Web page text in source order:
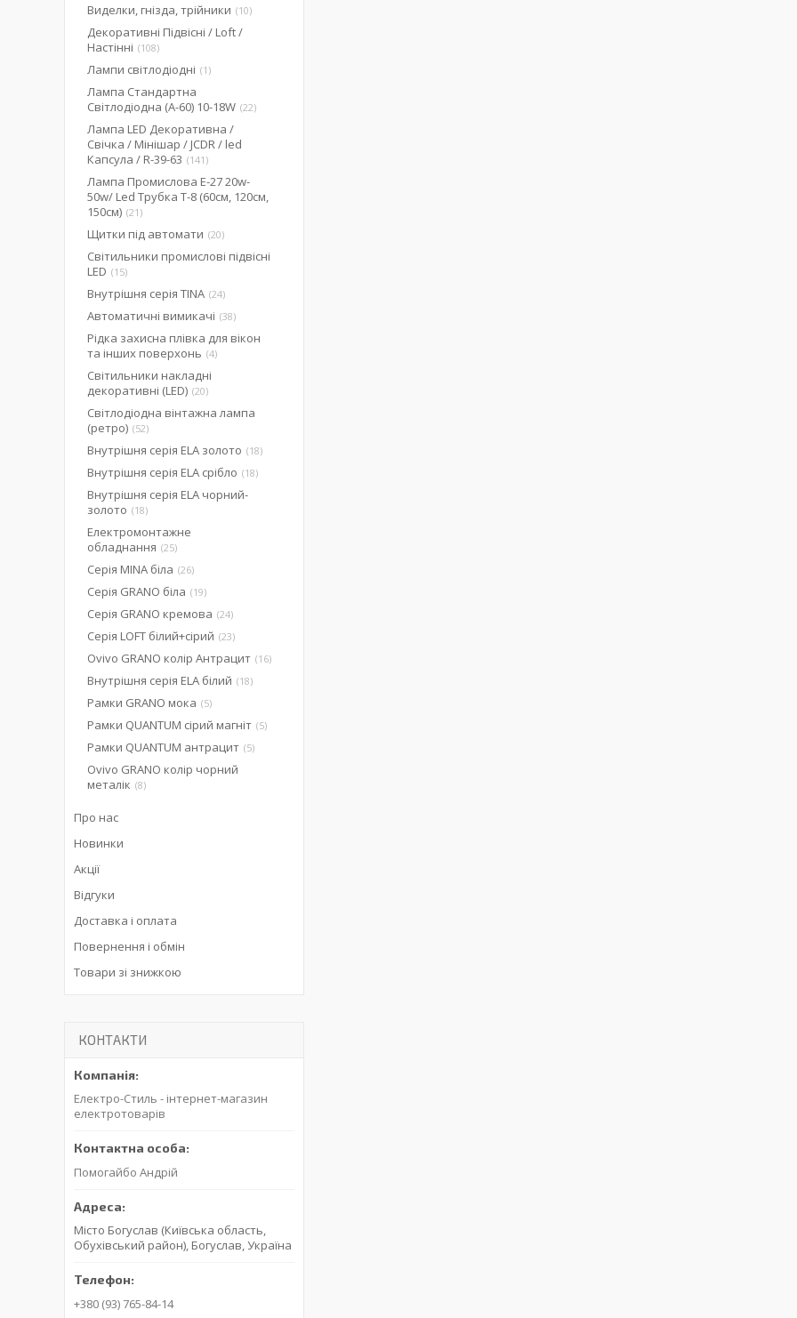
Виделки, гнізда, трійники 10
Декоративні Підвісні / Loft /
Настінні
108
Лампи світлодіодні 1
Лампа Стандартна
Світлодіодна (А-60) 10-18W 22
Лампа LED Декоративна /
Свічка / Мінішар / JCDR / led
Капсула / R-39-63
141
Лампа Промислова Е-27 20w-
50w/ Led Трубка Т-8 (60см, 120см,
150см) 21
Щитки під автомати 20
Світильники промислові підвісні
LED
15
Внутрішня серія TINA 24
Автоматичні вимикачі 38
Рідка захисна плівка для вікон
та інших поверхонь 4
Світильники накладні
декоративні (LED) 20
Світлодіодна вінтажна лампа
(ретро) 52
Внутрішня серія ELA золото 18
Внутрішня серія ELA срібло 18
Внутрішня серія ELA чорний-
золото
18
Електромонтажне
обладнання 25
Серія MINA біла 26
Серія GRANO біла 19
Серія GRANO кремова 24
Серія LOFT білий+сірий 23
Ovivo GRANO колір Антрацит 16
Внутрішня серія ELA білий 18
Рамки GRANO мока 5
Рамки QUANTUM сірий магніт 5
Рамки QUANTUM антрацит 5
Ovivo GRANO колір чорний
металік 8
Про нас
Новинки
Акції
Відгуки
Доставка і оплата
Повернення і обмін
Товари зі знижкою
КОНТАКТИ
Електро-Стиль - інтернет-магазин
електротоварів
Помогайбо Андрій
Місто Богуслав (Київська область,
Обухівський район), Богуслав, Україна
+380 (93) 765-84-14